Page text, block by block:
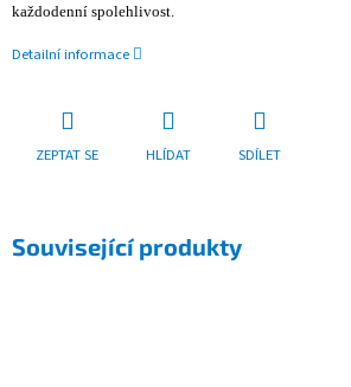
každodenní spolehlivost.
Detailní informace
ZEPTAT SE HLÍDAT SDÍLET
Související produkty